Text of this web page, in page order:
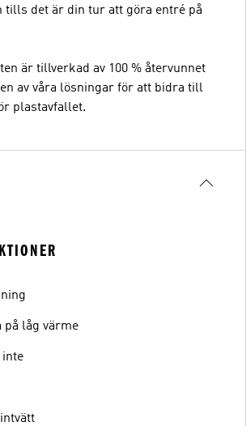
tills det är din tur att göra entré på
är tillverkad av 100 % återvunnet
av våra lösningar för att bidra till
plastavfallet.
på låg värme
inte